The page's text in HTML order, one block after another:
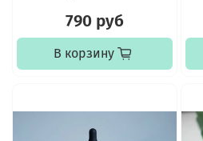
790 руб
В корзину